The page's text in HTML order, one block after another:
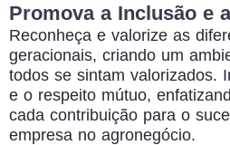
Promova a Inclusão e
Reconheça e valorize as
geracionais, criando um
todos se sintam valorizados.
e o respeito mútuo,
cada contribuição para o
empresa no agronegócio.